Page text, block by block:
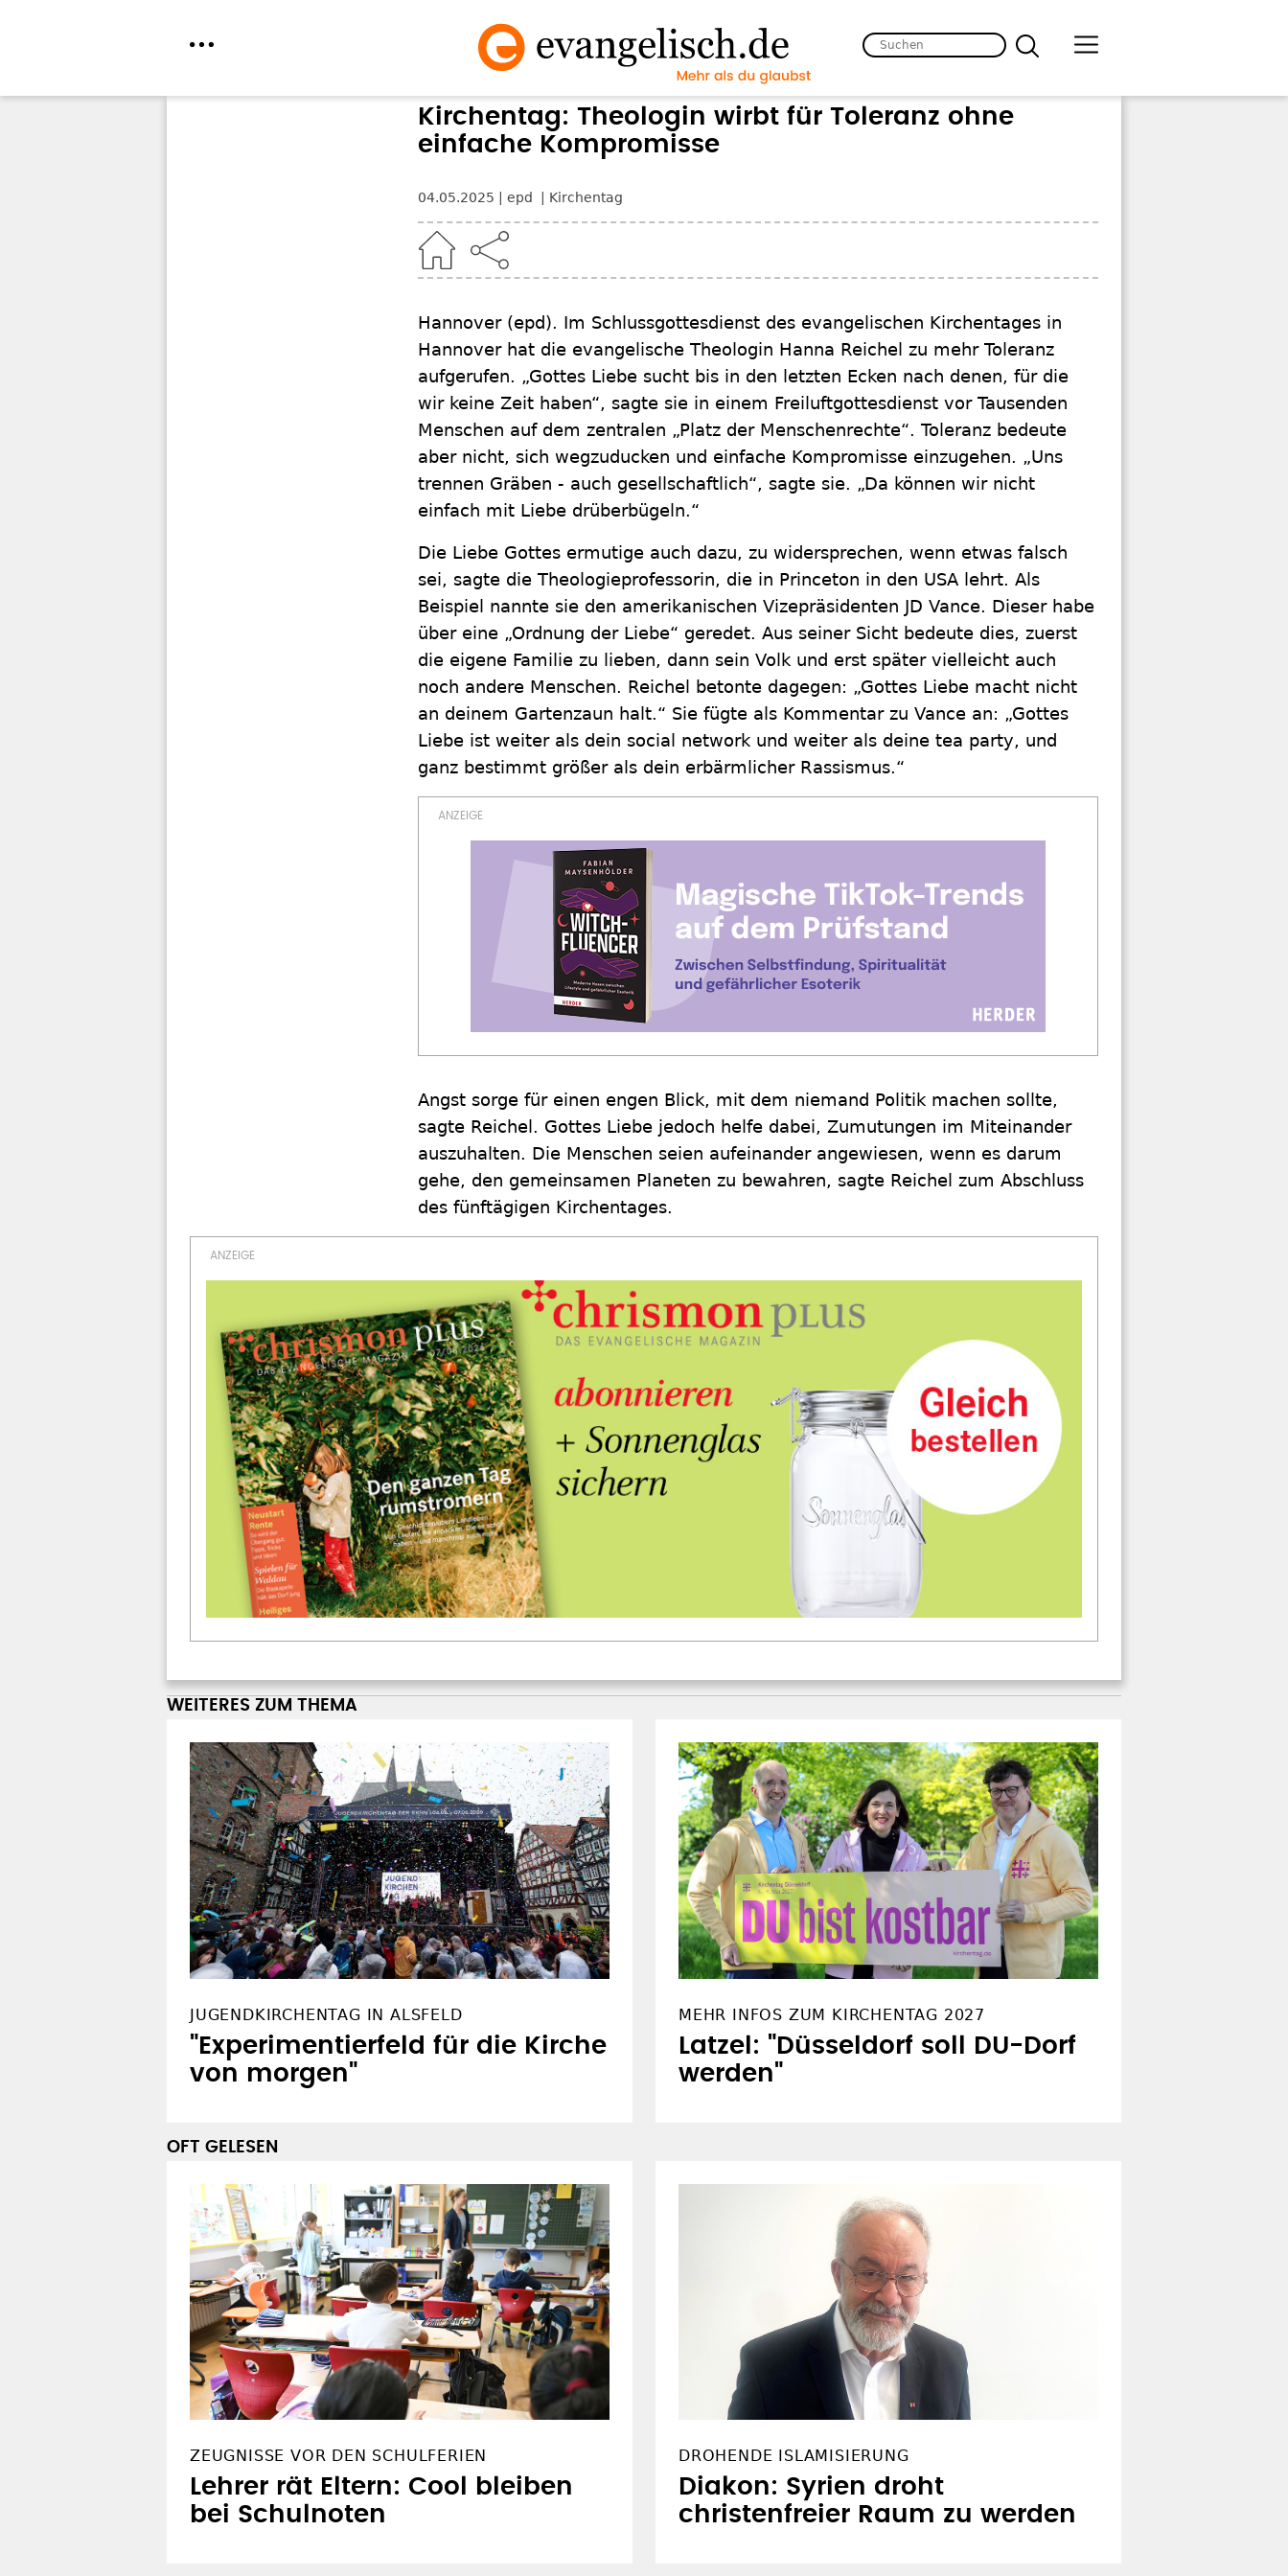
Kirchentag: Theologin wirbt für Toleranz ohne
einfache Kompromisse
04.05.2025 epd Kirchentag
Hannover (epd). Im Schlussgottesdienst des evangelischen Kirchentages in
Hannover hat die evangelische Theologin Hanna Reichel zu mehr Toleranz
aufgerufen. „Gottes Liebe sucht bis in den letzten Ecken nach denen, für die
wir keine Zeit haben“, sagte sie in einem Freiluftgottesdienst vor Tausenden
Menschen auf dem zentralen „Platz der Menschenrechte“. Toleranz bedeute
aber nicht, sich wegzuducken und einfache Kompromisse einzugehen. „Uns
trennen Gräben - auch gesellschaftlich“, sagte sie. „Da können wir nicht
einfach mit Liebe drüberbügeln.“
Die Liebe Gottes ermutige auch dazu, zu widersprechen, wenn etwas falsch
sei, sagte die Theologieprofessorin, die in Princeton in den USA lehrt. Als
Beispiel nannte sie den amerikanischen Vizepräsidenten JD Vance. Dieser habe
über eine „Ordnung der Liebe“ geredet. Aus seiner Sicht bedeute dies, zuerst
die eigene Familie zu lieben, dann sein Volk und erst später vielleicht auch
noch andere Menschen. Reichel betonte dagegen: „Gottes Liebe macht nicht
an deinem Gartenzaun halt.“ Sie fügte als Kommentar zu Vance an: „Gottes
Liebe ist weiter als dein social network und weiter als deine tea party, und
ganz bestimmt größer als dein erbärmlicher Rassismus.“
Angst sorge für einen engen Blick, mit dem niemand Politik machen sollte,
sagte Reichel. Gottes Liebe jedoch helfe dabei, Zumutungen im Miteinander
auszuhalten. Die Menschen seien aufeinander angewiesen, wenn es darum
gehe, den gemeinsamen Planeten zu bewahren, sagte Reichel zum Abschluss
des fünftägigen Kirchentages.
WEITERES ZUM THEMA
JUGENDKIRCHENTAG IN ALSFELD
"Experimentierfeld für die Kirche
von morgen"
MEHR INFOS ZUM KIRCHENTAG 2027
Latzel: "Düsseldorf soll DU-Dorf
werden"
OFT GELESEN
ZEUGNISSE VOR DEN SCHULFERIEN
Lehrer rät Eltern: Cool bleiben
bei Schulnoten
DROHENDE ISLAMISIERUNG
Diakon: Syrien droht
christenfreier Raum zu werden